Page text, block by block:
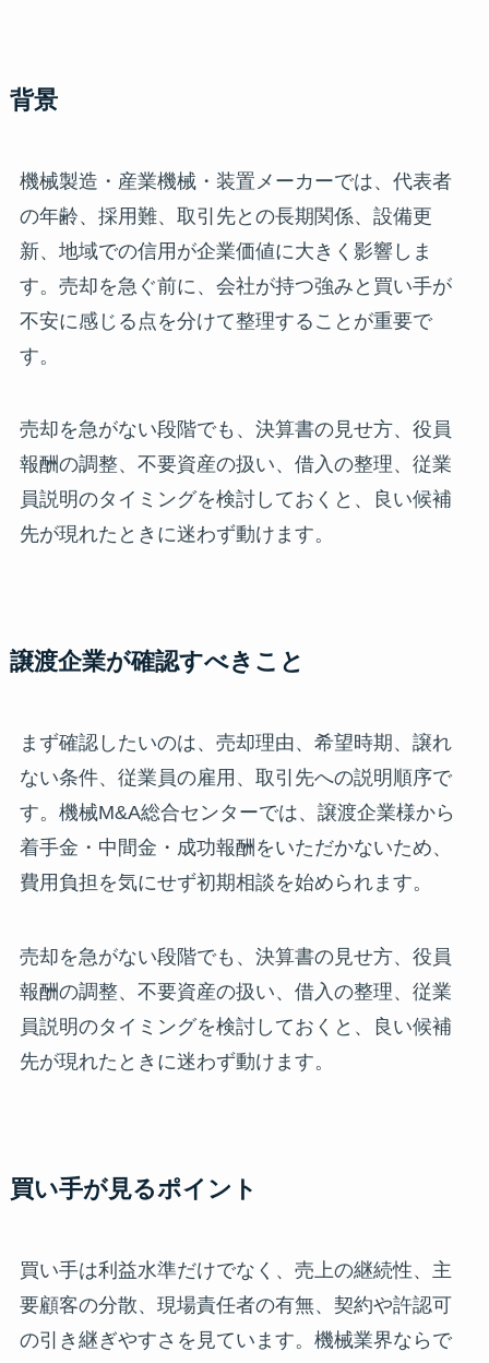
背景
機械製造・産業機械・装置メーカーでは、代表者
の年齢、採用難、取引先との長期関係、設備更
新、地域での信用が企業価値に大きく影響しま
す。売却を急ぐ前に、会社が持つ強みと買い手が
不安に感じる点を分けて整理することが重要で
す。
売却を急がない段階でも、決算書の見せ方、役員
報酬の調整、不要資産の扱い、借入の整理、従業
員説明のタイミングを検討しておくと、良い候補
先が現れたときに迷わず動けます。
譲渡企業が確認すべきこと
まず確認したいのは、売却理由、希望時期、譲れ
ない条件、従業員の雇用、取引先への説明順序で
す。機械M&A総合センターでは、譲渡企業様から
着手金・中間金・成功報酬をいただかないため、
費用負担を気にせず初期相談を始められます。
売却を急がない段階でも、決算書の見せ方、役員
報酬の調整、不要資産の扱い、借入の整理、従業
員説明のタイミングを検討しておくと、良い候補
先が現れたときに迷わず動けます。
買い手が見るポイント
買い手は利益水準だけでなく、売上の継続性、主
要顧客の分散、現場責任者の有無、契約や許認可
の引き継ぎやすさを見ています。機械業界ならで